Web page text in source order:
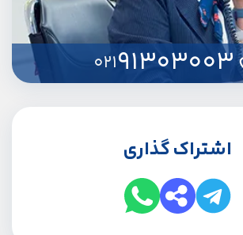
91303003
021
اشتراک گذاری